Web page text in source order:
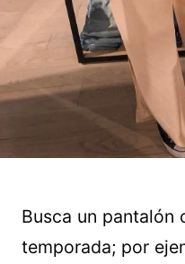
Busca un pantalón
temporada; por